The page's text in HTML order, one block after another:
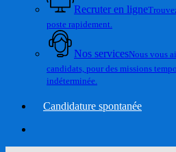
Recruter en ligne
poste rapidement.
Nos servicesNous vous
candidats, pour des missions
indéterminée.
Candidature spontanée